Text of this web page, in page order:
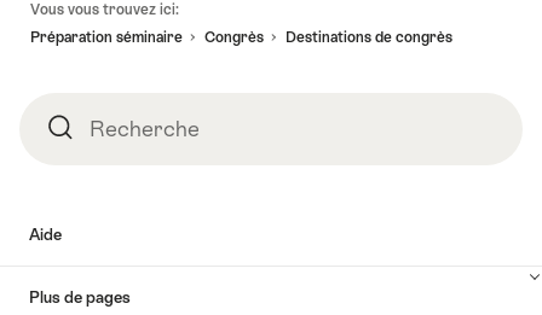
Vous vous trouvez ici:
Préparation séminaire
Congrès Destinations de congrès
RechercheRecherche
Aide
Plus de pages